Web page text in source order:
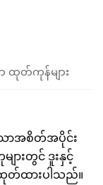
ထုတ်ကုန်များ
ာအစိတ်အပိုင်း
ျားတွင် ဒူးနှင့်
ထုတ်ထားပါသည်။